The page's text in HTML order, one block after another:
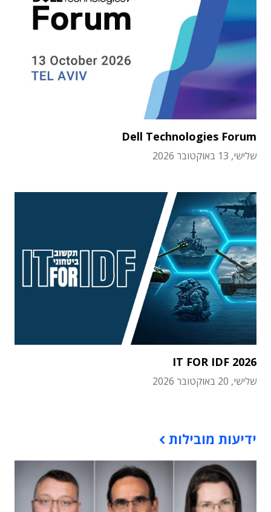
Dell Technologies Forum
שלישי, 13 באוקטובר 2026
IT FOR IDF 2026
שלישי, 20 באוקטובר 2026
ידיעות מובילות